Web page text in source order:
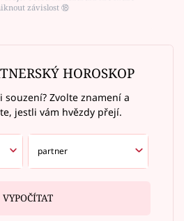
závislost ⑱
HOROSKOP
souzení? Zvolte znamení a
jestli vám hvězdy přejí.
VYPOČÍTAT